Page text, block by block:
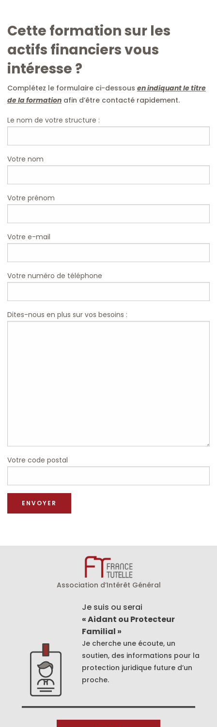
Cette formation sur les
actifs financiers vous
intéresse ?
Complétez le formulaire ci-dessous en indiquant le titre
de la formation afin d’être contacté rapidement.
Le nom de votre structure :
Votre nom
Votre prénom
Votre e-mail
Votre numéro de téléphone
Dites-nous en plus sur vos besoins :
Votre code postal
Association d’Intérêt Général
Je suis ou serai
« Aidant ou Protecteur
Familial »
Je cherche une écoute, un
soutien, des informations pour la
protection juridique future d’un
proche.